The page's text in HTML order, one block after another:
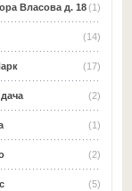
(1)
Власова д. 18
(14)
(17)
(2)
(1)
(2)
(5)